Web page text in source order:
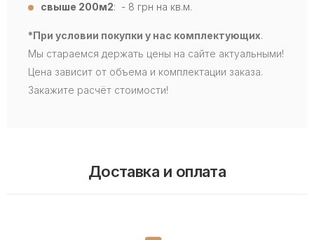
свыше 200м2: - 8 грн на кв.м.
*При условии покупки у нас комплектующих.
Мы стараемся держать цены на сайте актуальными!
Цена зависит от объема и комплектации заказа.
Закажите расчёт стоимости!
Доставка и оплата